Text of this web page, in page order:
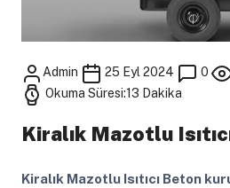
Admin 25 Eyl 2024 0
Okuma Süresi:13 Dakika
Kiralık Mazotlu
Kiralık Mazotlu IsıtıcıBeton